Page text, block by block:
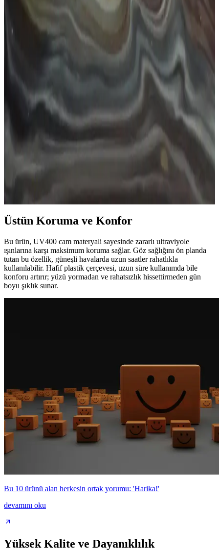
Fonksiyonelliğin Şık Birleşimi
Leopar desenli güneş gözlüğü, stil ve fonksiyonelliği bir araya
getirerek özgün bir görünüm sunar. UV koruma ve şık tasarım ile
Kız Gözlükleri: Moda ve Fonksiyonelliğin
Buluştuğu Güncel Tasarım Trendleri ve Seçim
Gözlükler, estetik ve fonksiyonelliğin birleşimi olarak, gençler ve
moda tutkunları arasında popüler hale geliyor. Güncel trendler ve
seçim ipuçlarıyla kendinize uygun kız gözlüklerini bulun.
Kadınlar İçin Ray-Ban Güneş Gözlükleri Modelleri
ve Stil İpuçları
Ray-Ban kadın güneş gözlükleri, şık tasarımları ve yüksek UV
Üstün Koruma ve Konfor
Bu ürün, UV400 cam materyali sayesinde zararlı ultraviyole
ışınlarına karşı maksimum koruma sağlar. Göz sağlığını ön planda
tutan bu özellik, güneşli havalarda uzun saatler rahatlıkla
kullanılabilir. Hafif plastik çerçevesi, uzun süre kullanımda bile
konforu artırır; yüzü yormadan ve rahatsızlık hissettirmeden gün
boyu şıklık sunar.
Bu 10 ürünü alan herkesin ortak yorumu: 'Harika!'
devamını oku
Yüksek Kalite ve Dayanıklılık